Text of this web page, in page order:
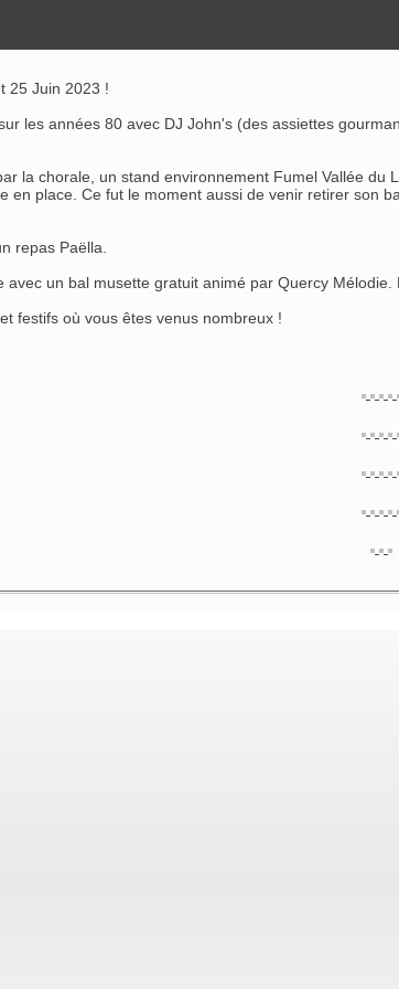
25 Juin 2023 !
les années 80 avec DJ John's (des assiettes
la chorale, un stand environnement Fumel Vallée
en place. Ce fut le moment aussi de venir retirer son
repas Paëlla.
avec un bal musette gratuit animé par Quercy
festifs où vous êtes venus nombreux !